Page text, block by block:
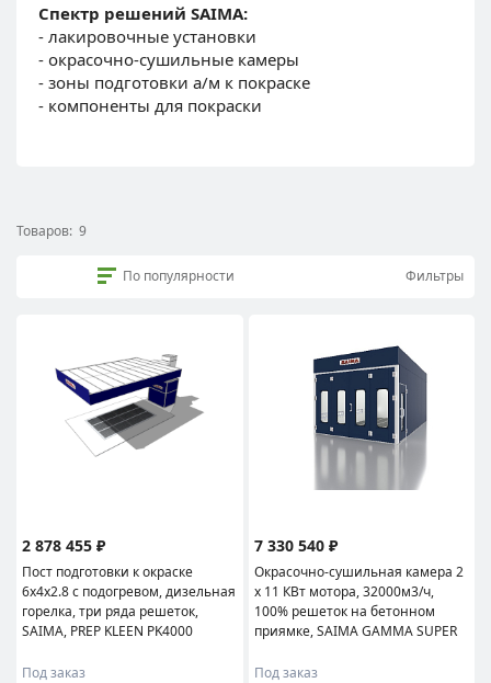
Спектр решений SAIMA:
- лакировочные установки
- окрасочно-сушильные камеры
- зоны подготовки а/м к покраске
- компоненты для покраски
Товаров: 9
По популярности Фильтры
2 878 455 ₽
Пост подготовки к окраске
6x4x2.8 с подогревом, дизельная
горелка, три ряда решеток,
SAIMA, PREP KLEEN PK4000
Под заказ
7 330 540 ₽
Окрасочно-сушильная камера 2
х 11 КВт мотора, 32000м3/ч,
100% решеток на бетонном
приямке, SAIMA GAMMA SUPER
Под заказ